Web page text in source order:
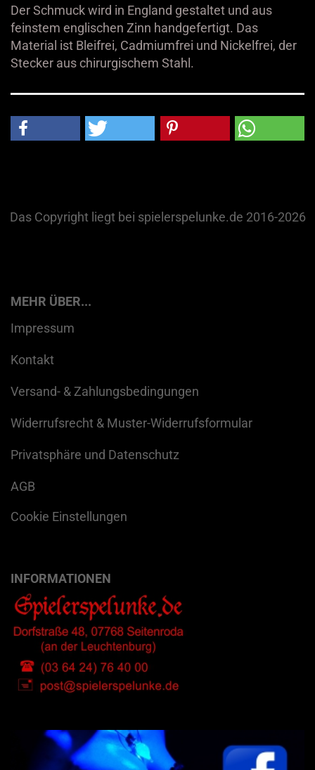
Der Schmuck wird in England gestaltet und aus
feinstem englischen Zinn handgefertigt. Das
Material ist Bleifrei, Cadmiumfrei und Nickelfrei, der
Stecker aus chirurgischem Stahl.
Das Copyright liegt bei spielerspelunke.de 2016-2026
MEHR ÜBER...
Impressum
Kontakt
Versand- & Zahlungsbedingungen
Widerrufsrecht & Muster-Widerrufsformular
Privatsphäre und Datenschutz
AGB
Cookie Einstellungen
INFORMATIONEN